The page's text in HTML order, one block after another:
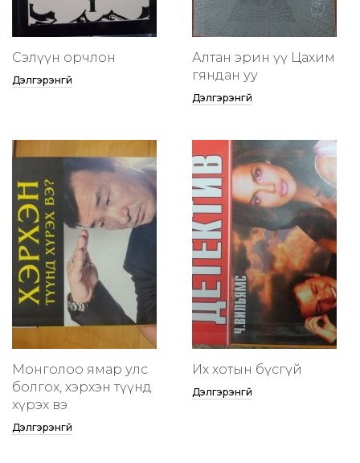
Сэлүүн орчлон
Дэлгэрэнгүй
Алтан эрин үү Цахим
гяндан уу
Дэлгэрэнгүй
Монголоо ямар улс
болгох, хэрхэн түүнд
хүрэх вэ
Дэлгэрэнгүй
Их хотын бүсгүй
Дэлгэрэнгүй